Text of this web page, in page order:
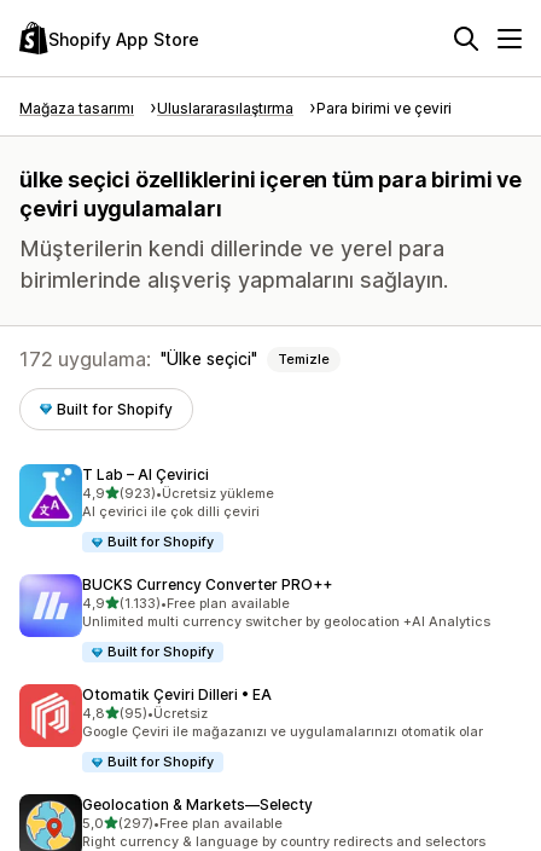
Shopify App Store
Mağaza tasarımı Uluslararasılaştırma Para birimi ve çeviri
ülke seçici özelliklerini içeren tüm para birimi ve
çeviri uygulamaları
Müşterilerin kendi dillerinde ve yerel para
birimlerinde alışveriş yapmalarını sağlayın.
172 uygulama: Ülke seçici Temizle
Built for Shopify
T Lab – AI Çevirici
4,95 yıldız üzerinden
(923)
toplam 923 değerlendirme
•Ücretsiz yükleme
AI çevirici ile çok dilli çeviri
Built for Shopify
BUCKS Currency Converter PRO++
4,95 yıldız üzerinden
(1.133)
toplam 1133 değerlendirme
•Free plan available
Unlimited multi currency switcher by geolocation +AI Analytics
Built for Shopify
Otomatik Çeviri Dilleri • EA
4,85 yıldız üzerinden
(95)
toplam 95 değerlendirme
•Ücretsiz
Google Çeviri ile mağazanızı ve uygulamalarınızı otomatik olar
Built for Shopify
Geolocation & Markets—Selecty
5,05 yıldız üzerinden
(297)
toplam 297 değerlendirme
•Free plan available
Right currency & language by country redirects and selectors